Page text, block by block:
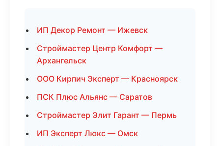
ИП Декор Ремонт — Ижевск
Строймастер Центр Комфорт —
Архангельск
ООО Кирпич Эксперт — Красноярск
ПСК Плюс Альянс — Саратов
Строймастер Элит Гарант — Пермь
ИП Эксперт Люкс — Омск